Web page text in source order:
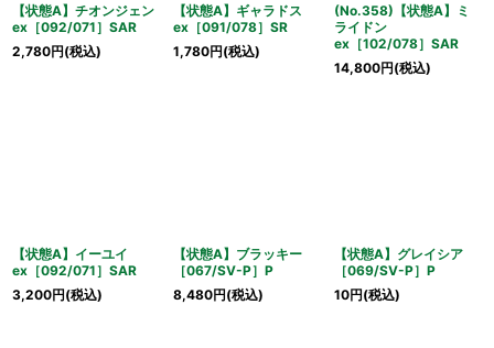
【状態A】チオンジェン
ex［092/071］SAR
2,780円(税込)
【状態A】ギャラドス
ex［091/078］SR
1,780円(税込)
(No.358)【状態A】ミ
ライドン
ex［102/078］SAR
14,800円(税込)
【状態A】イーユイ
ex［092/071］SAR
3,200円(税込)
【状態A】ブラッキー
［067/SV-P］P
8,480円(税込)
【状態A】グレイシア
［069/SV-P］P
10円(税込)